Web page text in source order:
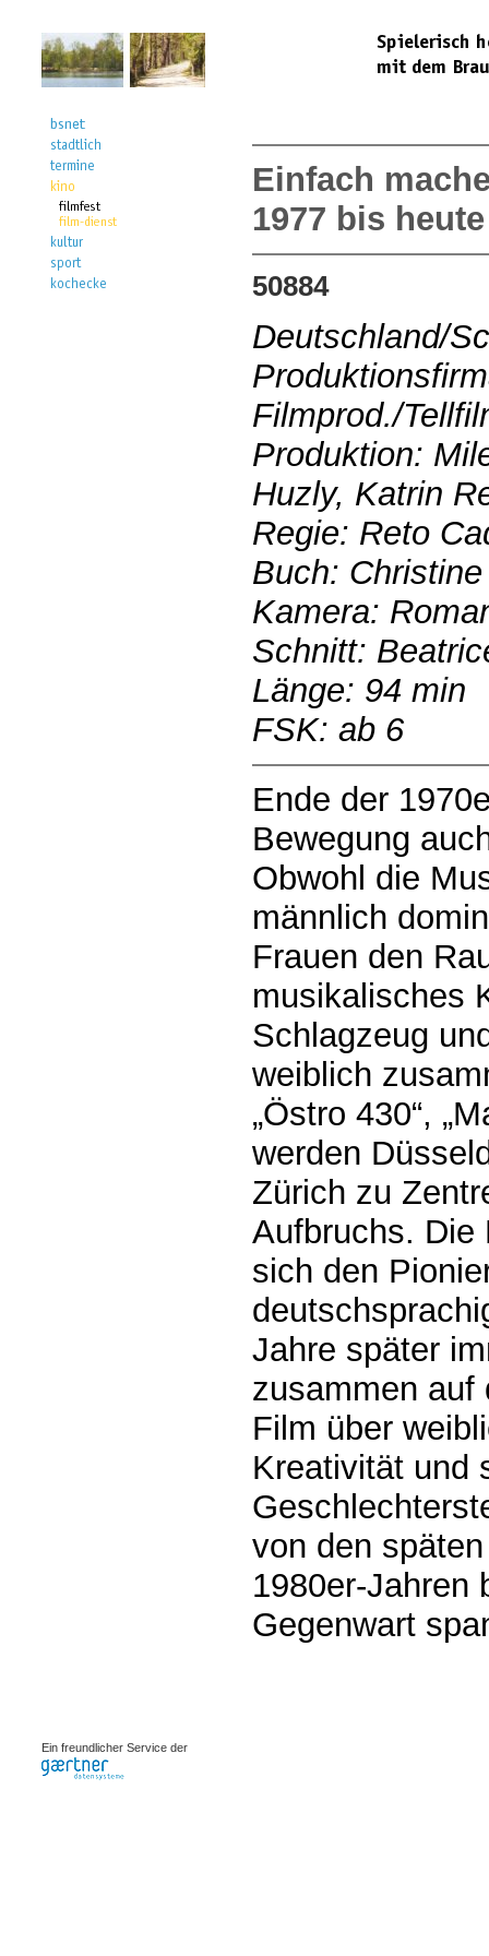
Einfach
1977 bis heute
50884
Deutschland/
Filmprod./
Produktion:
Huzly, Katrin
Regie: Reto
Buch:
Kamera:
Schnitt:
Länge: 94 min
FSK: ab 6
Ende der
Bewegung
Obwohl die
männlich
Frauen den
musikalisches
Schlagzeug
weiblich
„Östro 430“,
werden
Zürich zu
Aufbruchs. Die
sich den
Jahre später
zusammen auf
Film über
Kreativität und
von den
1980er-Jahren
Gegenwart
Ein freundlicher Service der